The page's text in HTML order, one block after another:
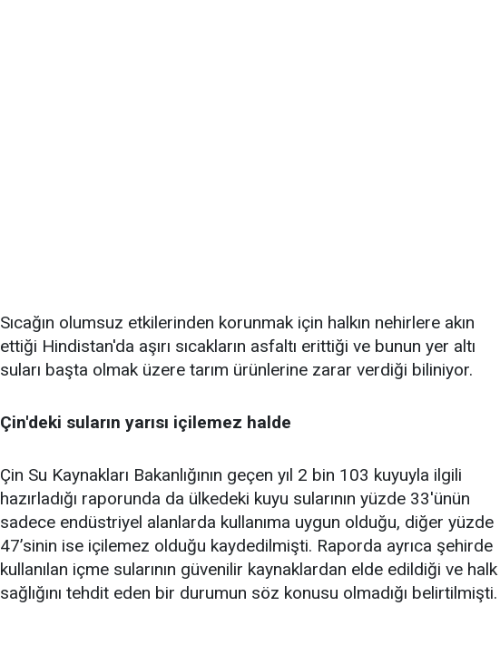
Sıcağın olumsuz etkilerinden korunmak için halkın nehirlere akın
ettiği Hindistan'da aşırı sıcakların asfaltı erittiği ve bunun yer altı
suları başta olmak üzere tarım ürünlerine zarar verdiği biliniyor.
Çin'deki suların yarısı içilemez halde
Çin Su Kaynakları Bakanlığının geçen yıl 2 bin 103 kuyuyla ilgili
hazırladığı raporunda da ülkedeki kuyu sularının yüzde 33'ünün
sadece endüstriyel alanlarda kullanıma uygun olduğu, diğer yüzde
47’sinin ise içilemez olduğu kaydedilmişti. Raporda ayrıca şehirde
kullanılan içme sularının güvenilir kaynaklardan elde edildiği ve halk
sağlığını tehdit eden bir durumun söz konusu olmadığı belirtilmişti.